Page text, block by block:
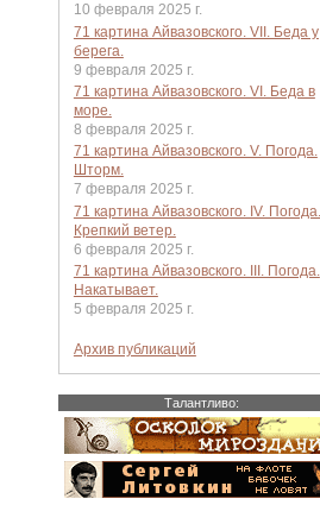
10 февраля 2025 г.
71 картина Айвазовского. VII. Беда у
берега.
9 февраля 2025 г.
71 картина Айвазовского. VI. Беда в
море.
8 февраля 2025 г.
71 картина Айвазовского. V. Погода.
Шторм.
7 февраля 2025 г.
71 картина Айвазовского. IV. Погода.
Крепкий ветер.
6 февраля 2025 г.
71 картина Айвазовского. III. Погода.
Накатывает.
5 февраля 2025 г.
Архив публикаций
Талантливо: